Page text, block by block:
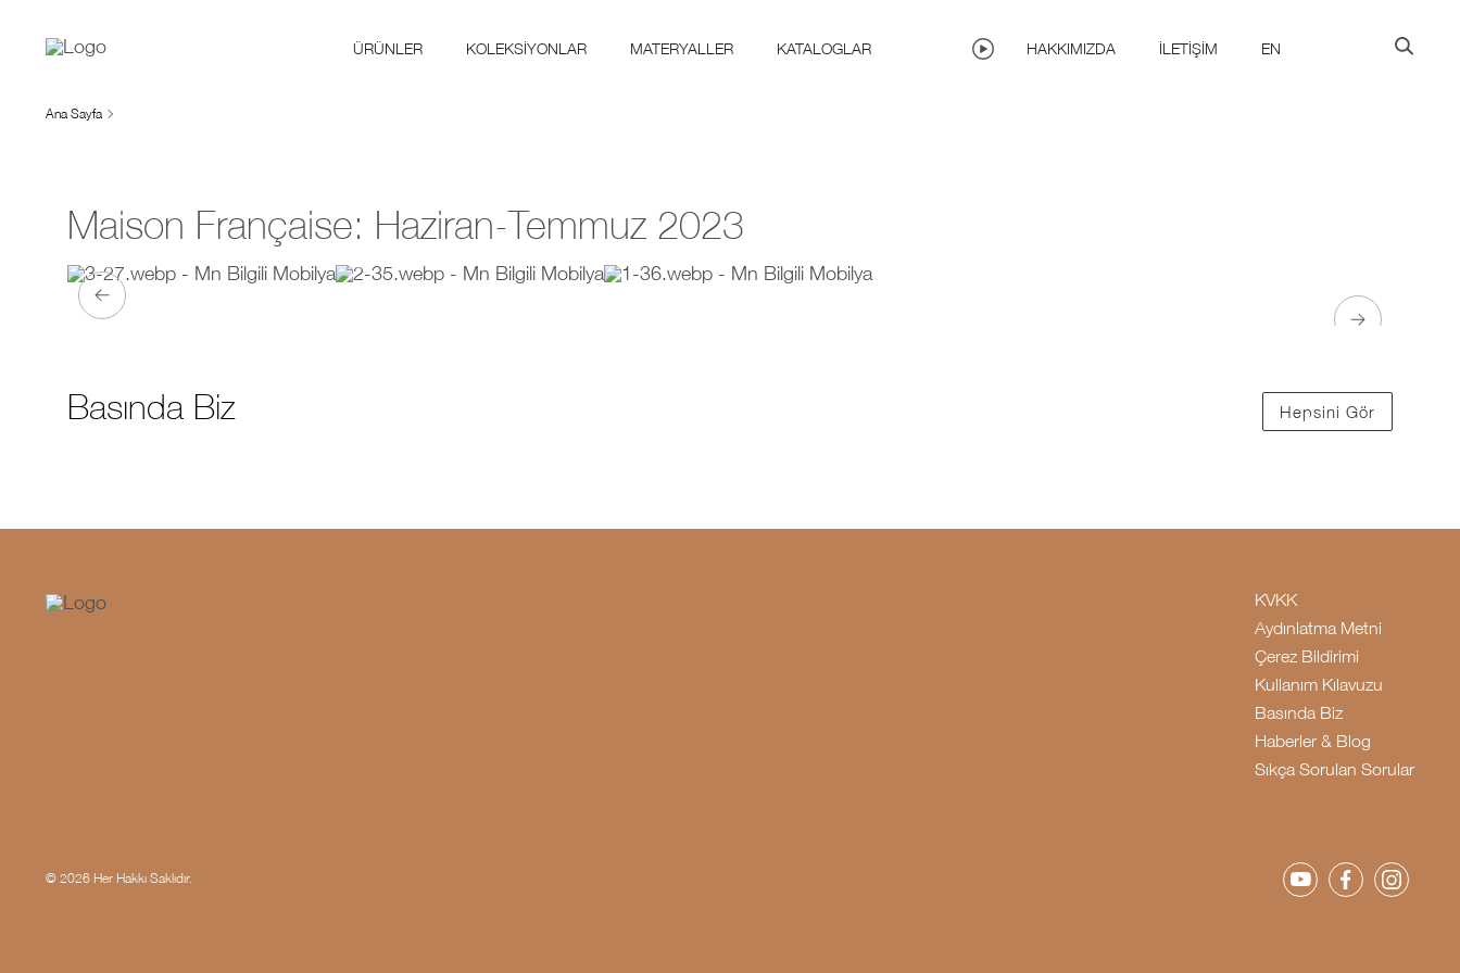
ÜRÜNLER KOLEKSIYONLAR MATERYALLER KATALOGLAR HAKKIMIZDA İLETIŞIM EN
Ana Sayfa
Maison Française: Haziran-Temmuz 2023
Basında Biz Hepsini Gör
KVKK
Aydınlatma Metni
Çerez Bildirimi
Kullanım Kılavuzu
Basında Biz
Haberler & Blog
Sıkça Sorulan Sorular
© 2026 Her Hakkı Saklıdır.